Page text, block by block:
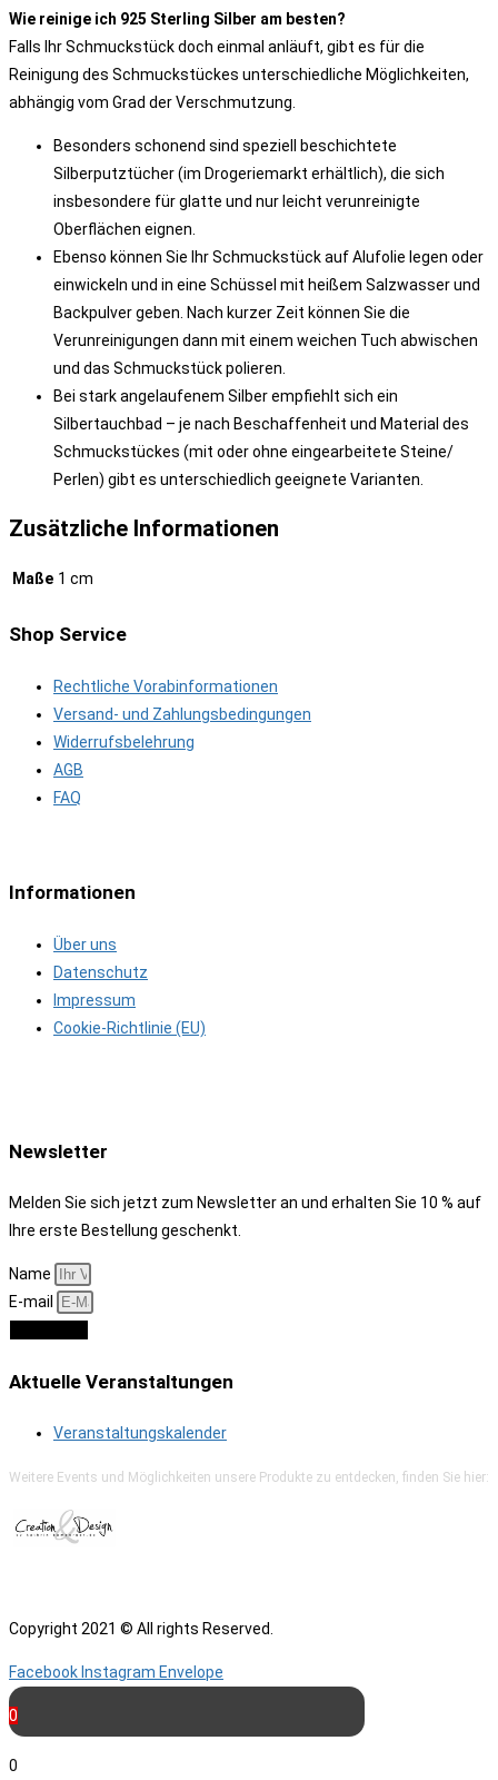
Wie reinige ich 925 Sterling Silber am besten?
Falls Ihr Schmuckstück doch einmal anläuft, gibt es für die
Reinigung des Schmuckstückes unterschiedliche Möglichkeiten,
abhängig vom Grad der Verschmutzung.
Besonders schonend sind speziell beschichtete
Silberputztücher (im Drogeriemarkt erhältlich), die sich
insbesondere für glatte und nur leicht verunreinigte
Oberflächen eignen.
Ebenso können Sie Ihr Schmuckstück auf Alufolie legen oder
einwickeln und in eine Schüssel mit heißem Salzwasser und
Backpulver geben. Nach kurzer Zeit können Sie die
Verunreinigungen dann mit einem weichen Tuch abwischen
und das Schmuckstück polieren.
Bei stark angelaufenem Silber empfiehlt sich ein
Silbertauchbad – je nach Beschaffenheit und Material des
Schmuckstückes (mit oder ohne eingearbeitete Steine/
Perlen) gibt es unterschiedlich geeignete Varianten.
Zusätzliche Informationen
Maße 1 cm
Shop Service
Rechtliche Vorabinformationen
Versand- und Zahlungsbedingungen
Widerrufsbelehrung
AGB
FAQ
Informationen
Über uns
Datenschutz
Impressum
Cookie-Richtlinie (EU)
Newsletter
Melden Sie sich jetzt zum Newsletter an und erhalten Sie 10 % auf
Ihre erste Bestellung geschenkt.
Name
E-mail
Aktuelle Veranstaltungen
Veranstaltungskalender
Weitere Events und Möglichkeiten unsere Produkte zu entdecken, finden Sie hier:
Copyright 2021 © All rights Reserved.
Facebook Instagram Envelope
0
0